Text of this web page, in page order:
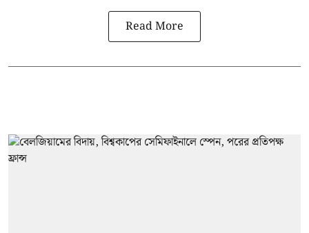
Read More